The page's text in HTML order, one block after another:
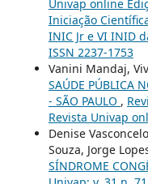
Univap online
Iniciação
INIC Jr e VI INID
ISSN 2237-1753
Vanini Mandaj,
SAÚDE PÚBLICA
- SÃO PAULO ,
Revista Univap
Denise
Souza, Jorge
SÍNDROME